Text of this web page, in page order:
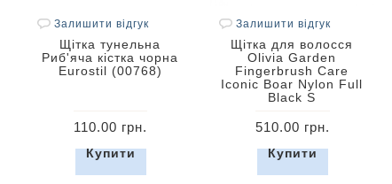
Залишити відгук
Щітка тунельна
Риб'яча кістка чорна
Eurostil (00768)
110.00 грн.
Купити
Залишити відгук
Щітка для волосся
Olivia Garden
Fingerbrush Care
Iconic Boar Nylon Full
Black S
510.00 грн.
Купити